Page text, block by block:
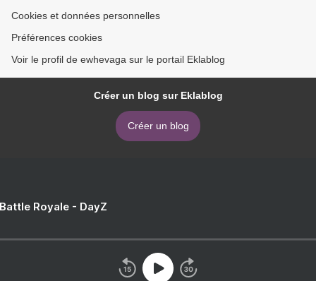
Cookies et données personnelles
Préférences cookies
Voir le profil de ewhevaga sur le portail Eklablog
Créer un blog sur Eklablog
Créer un blog
Royale - DayZ